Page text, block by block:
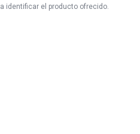
identificar el producto ofrecido.